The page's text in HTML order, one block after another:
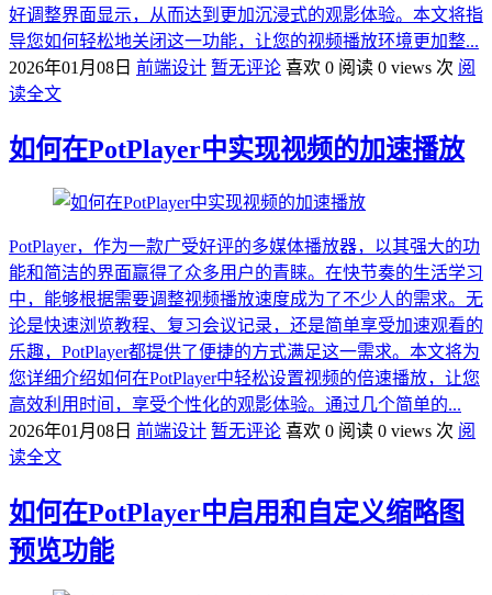
好调整界面显示，从而达到更加沉浸式的观影体验。本文将指
导您如何轻松地关闭这一功能，让您的视频播放环境更加整...
2026年01月08日 前端设计 暂无评论 喜欢 0 阅读 0 views 次 阅
读全文
如何在PotPlayer中实现视频的加速播放
PotPlayer，作为一款广受好评的多媒体播放器，以其强大的功
能和简洁的界面赢得了众多用户的青睐。在快节奏的生活学习
中，能够根据需要调整视频播放速度成为了不少人的需求。无
论是快速浏览教程、复习会议记录，还是简单享受加速观看的
乐趣，PotPlayer都提供了便捷的方式满足这一需求。本文将为
您详细介绍如何在PotPlayer中轻松设置视频的倍速播放，让您
高效利用时间，享受个性化的观影体验。通过几个简单的...
2026年01月08日 前端设计 暂无评论 喜欢 0 阅读 0 views 次 阅
读全文
如何在PotPlayer中启用和自定义缩略图
预览功能